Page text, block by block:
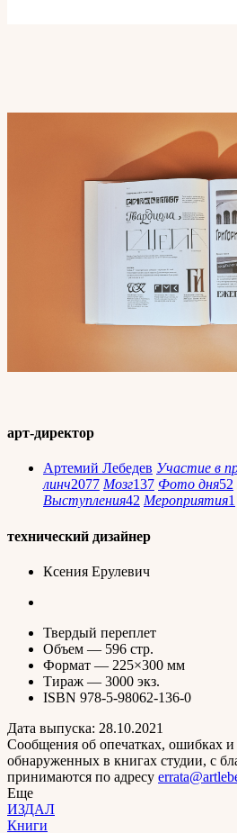
арт-директор
Артемий Лебедев Участие в
линч2077 Мозг137 Фото дня52
Выступления42 Мероприятия1
технический дизайнер
Ксения Ерулевич
Твердый переплет
Объем — 596 стр.
Формат — 225×300 мм
Тираж — 3000 экз.
ISBN 978-5-98062-136-0
Дата выпуска: 28.10.2021
Сообщения об опечатках, ошибках и
обнаруженных в книгах студии, с
принимаются по адресу
Еще
ИЗДАЛ
Книги